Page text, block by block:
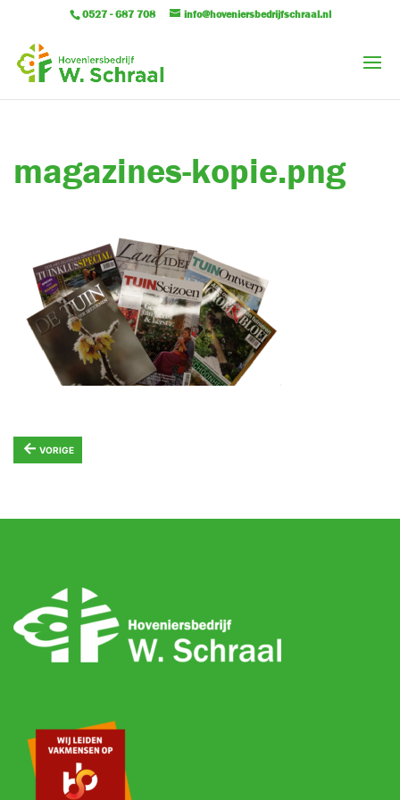
0527 - 687 708 info@hoveniersbedrijfschraal.nl
magazines-kopie.png
← VORIGE